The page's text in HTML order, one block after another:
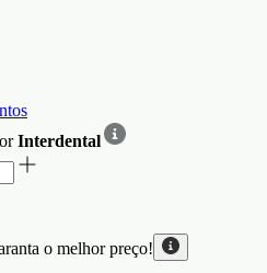
Interdental
o melhor preço!